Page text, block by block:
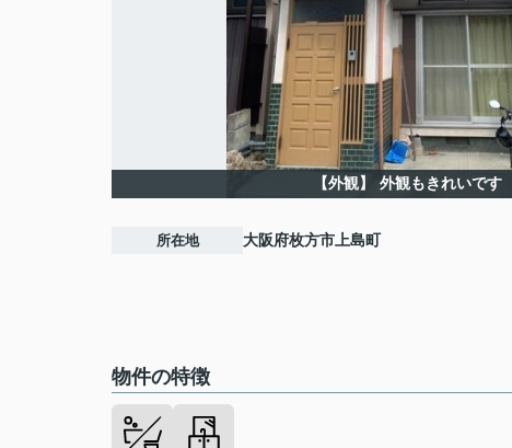
【外観】 外観もきれいです
所在地 大阪府枚方市上島町
物件の特徴